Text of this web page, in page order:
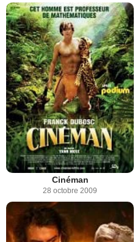
Cinéman
28 octobre 2009